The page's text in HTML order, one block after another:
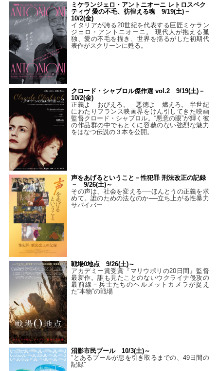
ミケランジェロ・アントニオーニ レトロスペク
ティヴ 愛の不毛、彷徨える魂 9/19(土)－
10/2(金)
イタリアが誇る20世紀を代表する巨匠ミケラン
ジェロ・アントニオーニ。 現代人が抱える孤
独、愛の不毛を描き、世界を揺るがした初期代
表作がスクリーンに甦る。
クロード・シャブロル傑作選 vol.2 9/19(土)－
10/2(金)
正義よ おびえろ。 悪徳よ 燃えろ。 半世紀
にわたりフランス映画界をけん引してきた映画
監督クロード・シャブロル。“悪意の眼”が輝く彼
の作品群の中でもとくに容赦のない強烈な魅力
をはなつ伝説の３本を公開。
声をあげるということ－性犯罪 刑法改正の記録
－ 9/26(土)～
その声は、社会を変える──ほんとうの正義を求
めて。誰のための法なのか──立ち上がる性暴力
サバイバー
戦場0地点 9/26(土)～
アカデミー賞受賞『マリウポリの20日間』監督
最新作。誰も見たことのないウクライナ侵攻の
最前線－兵士たちのヘルメットカメラが捉え
た“本物”の戦場
沼影市民プール 10/3(土)～
“とあるプールが息を引き取るまでの、49日間の
記録”